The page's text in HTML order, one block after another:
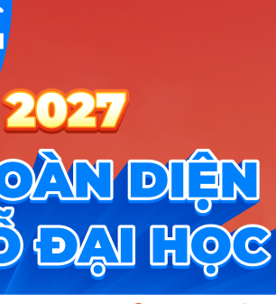
như các điểm mới trong vận chuyển,
thi và …Read more
Tuyển sinh Đại học Học bạ & TN
Tin tức tốt nghiệp THPT
hướng nghiệp
Tuyển sinh 2026
Leave a comment